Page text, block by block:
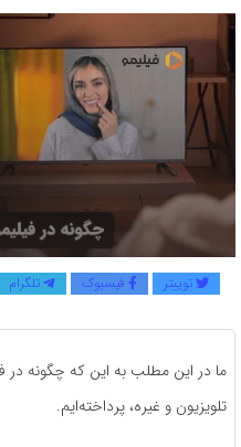
توییتر فیسبوک تلگرام
ما در این مطلب به این که چگونه در
تلویزیون و غیره، پرداخته‌ایم.